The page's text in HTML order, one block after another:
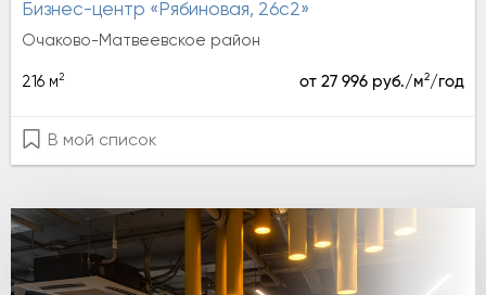
Бизнес-центр «Рябиновая, 26с2»
Очаково-Матвеевское район
216 м2 от 27 996 руб./м2/год
В мой список